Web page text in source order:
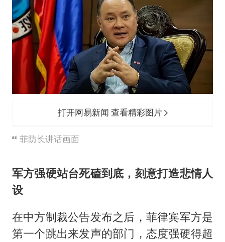
打开网易新闻 查看精彩图片
菲防长讲话画面
军方强硬站台死磕到底，刻意打造悲情人
设
在中方制裁公告发布之后，菲律宾军方是
第一个跳出来发声的部门，态度强硬得超